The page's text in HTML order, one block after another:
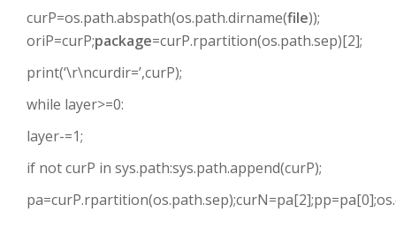
curP=os.path.abspath(os.path.dirname(file));
oriP=curP;package=curP.rpartition(os.path.sep)[2];
print(‘\r\ncurdir=’,curP);
while layer>=0:
layer-=1;
if not curP in sys.path:sys.path.append(curP);